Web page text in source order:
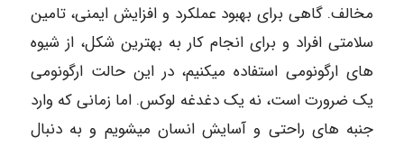
مخالف. گاهی برای بهبود عملکرد و افزایش ایمنی، تامین
سلامتی افراد و برای انجام کار به بهترین شکل، از شیوه
های ارگونومی استفاده میکنیم، در این حالت ارگونومی
یک ضرورت است، نه یک دغدغه لوکس. اما زمانی که وارد
جنبه های راحتی و آسایش انسان میشویم و به دنبال